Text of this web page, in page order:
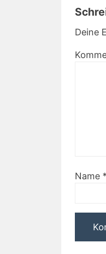
Deine
Name *